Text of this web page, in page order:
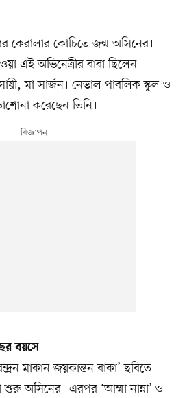
কেরালার কোচিতে জন্ম অসিনের।
এই অভিনেত্রীর বাবা ছিলেন
মা সার্জন। নেভাল পাবলিক স্কুল ও
করেছেন তিনি।
বয়সে
মাকান জয়কান্তন বাকা’ ছবিতে
শুরু অসিনের। এরপর ‘আম্মা নান্না’ ও